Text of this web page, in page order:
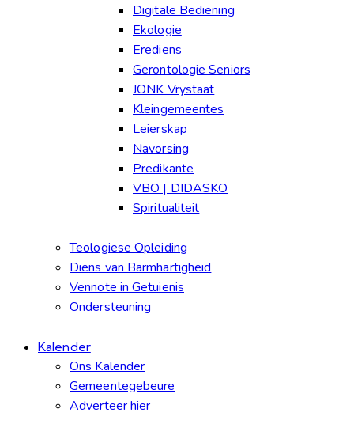
Digitale Bediening
Ekologie
Erediens
Gerontologie Seniors
JONK Vrystaat
Kleingemeentes
Leierskap
Navorsing
Predikante
VBO | DIDASKO
Spiritualiteit
Teologiese Opleiding
Diens van Barmhartigheid
Vennote in Getuienis
Ondersteuning
Kalender
Ons Kalender
Gemeentegebeure
Adverteer hier